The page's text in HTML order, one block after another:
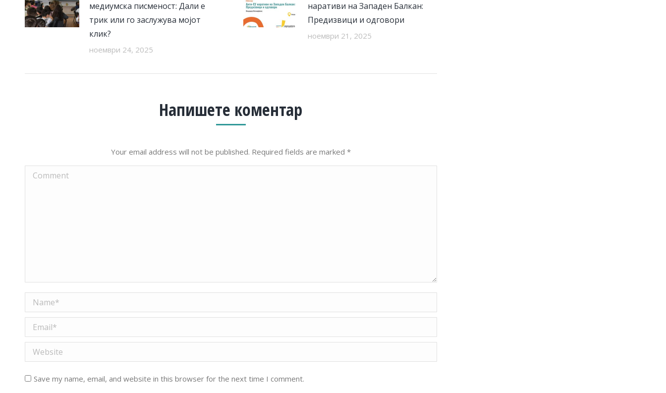
медиумска писменост: Дали е
трик или го заслужува мојот
клик?
ноември 24, 2025
наративи на Западен Балкан:
Предизвици и одговори
ноември 21, 2025
Напишете коментар
Your email address will not be published. Required fields are marked *
Comment
Name *
Email *
Website
Save my name, email, and website in this browser for the next time I comment.